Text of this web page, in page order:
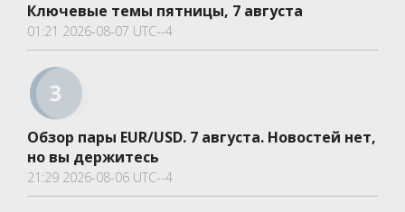
Ключевые темы пятницы, 7 августа
01:21 2026-08-07 UTC--4
Обзор пары EUR/USD. 7 августа. Новостей нет,
но вы держитесь
21:29 2026-08-06 UTC--4